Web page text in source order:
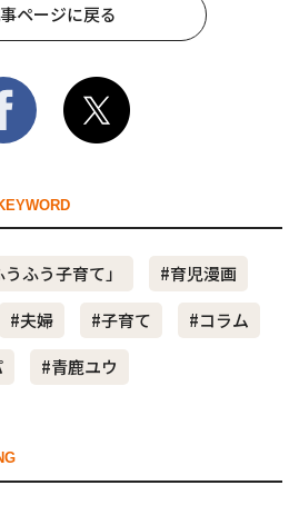
ページに戻る
ふう子育て」
#育児漫画
#夫婦 #子育て
#コラム
#青鹿ユウ